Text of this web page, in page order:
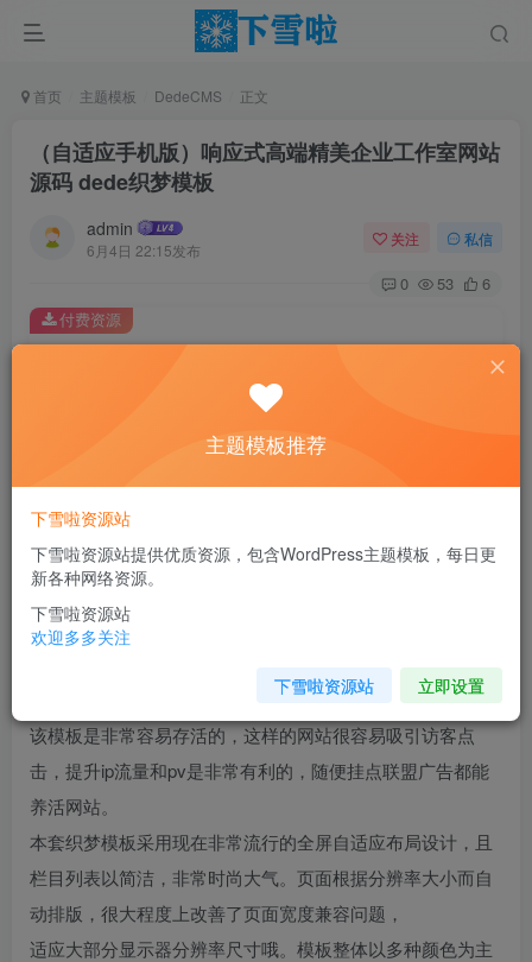
首页 主题模板 DedeCMS 正文
（自适应手机版）响应式高端精美企业工作室网站
源码 dede织梦模板
admin
6月4日 22:15发布
关注 私信
0 53 6
此内容为付费资源，请付费后查看
￥0.01
您当前未登录！建议登陆后购买，可保存购买订单
付费资源
介绍
（自适应手机版）响应式高端精美企业工作室织梦模板
该模板是非常容易存活的，这样的网站很容易吸引访客点
击，提升ip流量和pv是非常有利的，随便挂点联盟广告都能
养活网站。
本套织梦模板采用现在非常流行的全屏自适应布局设计，且
栏目列表以简洁，非常时尚大气。页面根据分辨率大小而自
动排版，很大程度上改善了页面宽度兼容问题，
适应大部分显示器分辨率尺寸哦。模板整体以多种颜色为主
主题模板推荐
下雪啦资源站
下雪啦资源站提供优质资源，包含WordPress主题模板，每日更
新各种网络资源。
下雪啦资源站
欢迎多多关注
下雪啦资源站 立即设置